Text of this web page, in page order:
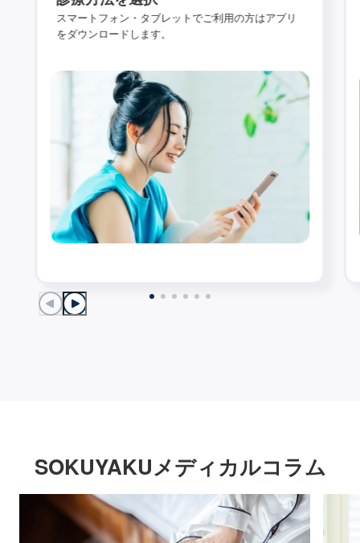
スマートフォン・タブレットでご利用の方はアプリ
をダウンロードします。
SOKUYAKUメディカルコラム